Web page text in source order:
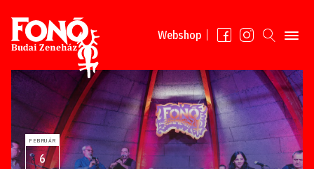
Tovább a tartalomhoz
Webshop
FEBRUÁR
6